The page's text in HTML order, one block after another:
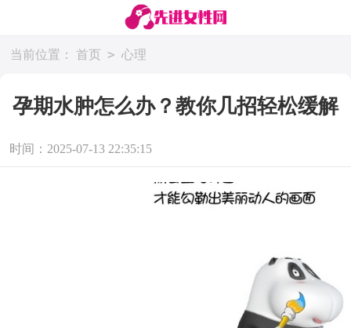
当前位置： 首页 > 心理
孕期水肿怎么办？教你几招轻松缓解
时间：2025-07-13 22:35:15